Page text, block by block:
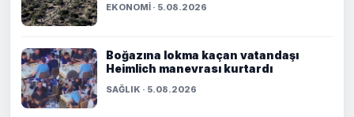
EKONOMİ · 5.08.2026
Boğazına lokma kaçan vatandaşı
Heimlich manevrası kurtardı
SAĞLIK · 5.08.2026